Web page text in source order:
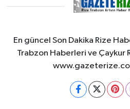
En güncel Son Dakika Rize
Trabzon Haberleri ve Çaykur